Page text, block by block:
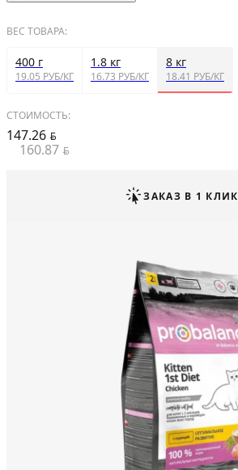
ВЕС ТОВАРА:
400 г
19.05 РУБ/КГ
1.8 кг
16.73 РУБ/КГ
8 кг
18.41 РУБ/КГ
СТОИМОСТЬ:
147.26 BYN
160.87 BYN
ЗАКАЗ В 1 КЛИК